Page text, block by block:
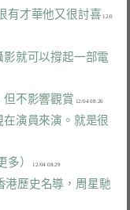
有才華他又很討喜 12/0
就可以撐起一部電
但不影響觀賞
演員來演。就是很
多） 12/04 08:29
港歷史名導，周星馳